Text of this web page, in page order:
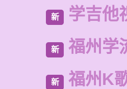
新 学吉他
新 福州学
新 福州K